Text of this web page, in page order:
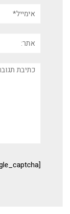
תגובה
[bws_google_captcha]